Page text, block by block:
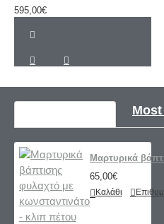
595,00€
Μαρτυρικά
65,00€
Καλάθι